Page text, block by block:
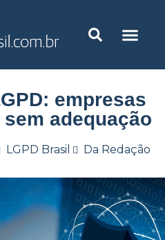
empresas
adequação
LGPD Brasil Da Redação